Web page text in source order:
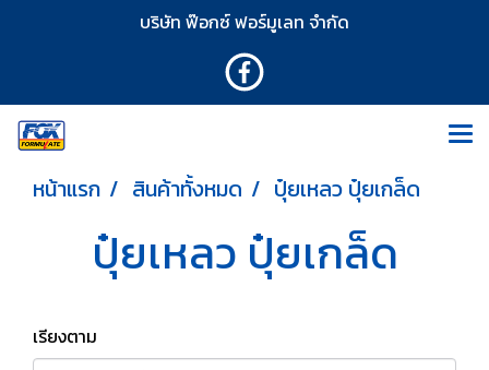
บริษัท ฟ๊อกซ์ ฟอร์มูเลท จำกัด
หน้าแรก สินค้าทั้งหมด ปุ๋ยเหลว ปุ๋ยเกล็ด
ปุ๋ยเหลว ปุ๋ยเกล็ด
เรียงตาม